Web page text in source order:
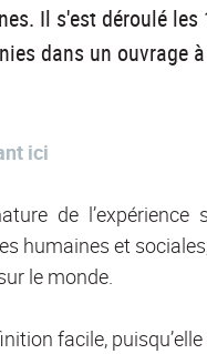
Il s'est déroulé
dans un ouvrage
ici
de
humaines et
le monde.
facile,